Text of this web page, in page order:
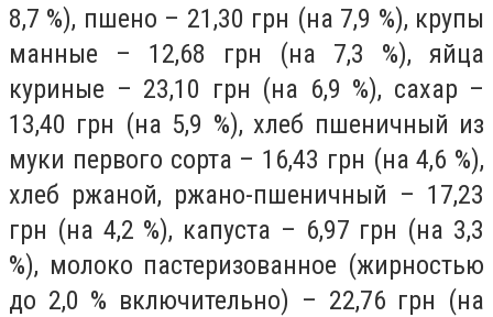
8,7 %), пшено – 21,30 грн (на 7,9 %), крупы
манные – 12,68 грн (на 7,3 %), яйца
куриные – 23,10 грн (на 6,9 %), сахар –
13,40 грн (на 5,9 %), хлеб пшеничный из
муки первого сорта – 16,43 грн (на 4,6 %),
хлеб ржаной, ржано-пшеничный – 17,23
грн (на 4,2 %), капуста – 6,97 грн (на 3,3
%), молоко пастеризованное (жирностью
до 2,0 % включительно) – 22,76 грн (на